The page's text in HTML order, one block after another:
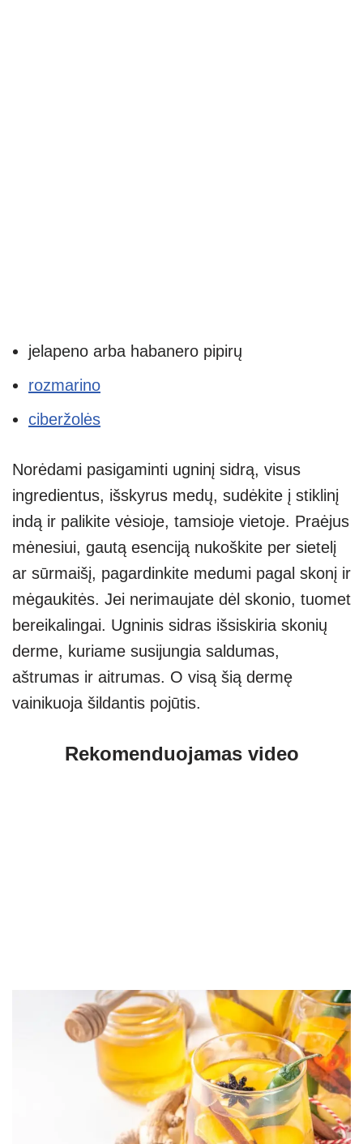
jelapeno arba habanero pipirų
rozmarino
ciberžolės
Norėdami pasigaminti ugninį sidrą, visus
ingredientus, išskyrus medų, sudėkite į stiklinį
indą ir palikite vėsioje, tamsioje vietoje. Praėjus
mėnesiui, gautą esenciją nukoškite per sietelį
ar sūrmaišį, pagardinkite medumi pagal skonį ir
mėgaukitės. Jei nerimaujate dėl skonio, tuomet
bereikalingai. Ugninis sidras išsiskiria skonių
derme, kuriame susijungia saldumas,
aštrumas ir aitrumas. O visą šią dermę
vainikuoja šildantis pojūtis.
Rekomenduojamas video